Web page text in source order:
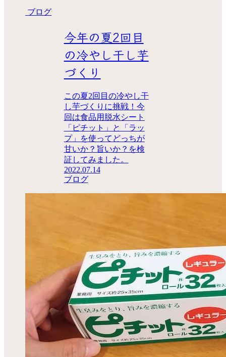
ブログ
今年の夏2回目
の冷やし干し芋
づくり
この夏2回目の冷やし干
し芋づくりに挑戦！今
回は食品用脱水シート
「ピチット」と「ラッ
プ」を使ってどっちが
甘いか？旨いか？を検
証してみました。
2022.07.14
ブログ